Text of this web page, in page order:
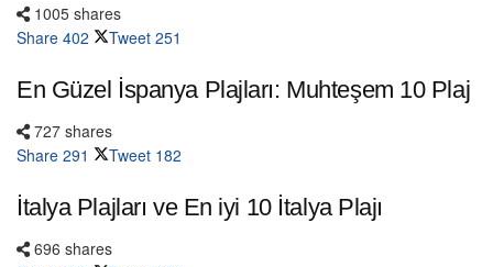
1005 shares
Share 402 Tweet 251
En Güzel İspanya Plajları: Muhteşem 10 Plaj
727 shares
Share 291 Tweet 182
İtalya Plajları ve En iyi 10 İtalya Plajı
696 shares